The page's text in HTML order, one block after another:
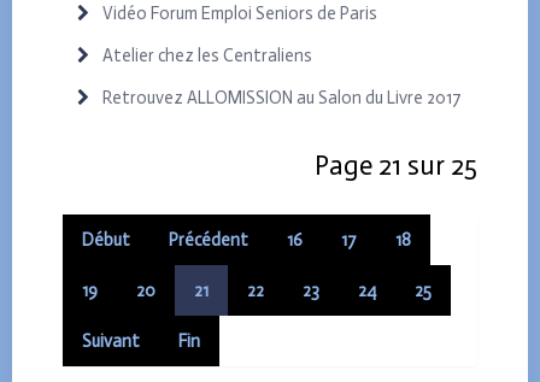
Vidéo Forum Emploi Seniors de Paris
Atelier chez les Centraliens
Retrouvez ALLOMISSION au Salon du Livre 2017
Page 21 sur 25
Début Précédent 16 17 18
19 20 21 22 23 24 25
Suivant Fin